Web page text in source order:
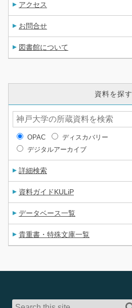
アクセス
お問合せ
図書館について
資料を探す
OPAC
ディスカバリー
デジタルアーカイブ
詳細検索
資料ガイドKULiP
データベース一覧
貴重書・特殊文庫一覧